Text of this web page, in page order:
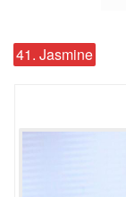
41. Jasmine